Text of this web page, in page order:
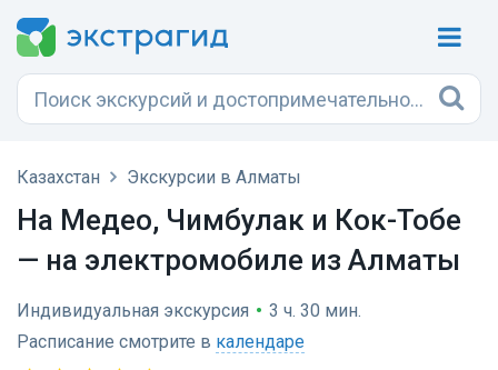
Казахстан Экскурсии в Алматы
На Медео, Чимбулак и Кок-Тобе
— на электромобиле из Алматы
Индивидуальная экскурсия • 3 ч. 30 мин.
Расписание смотрите в календаре